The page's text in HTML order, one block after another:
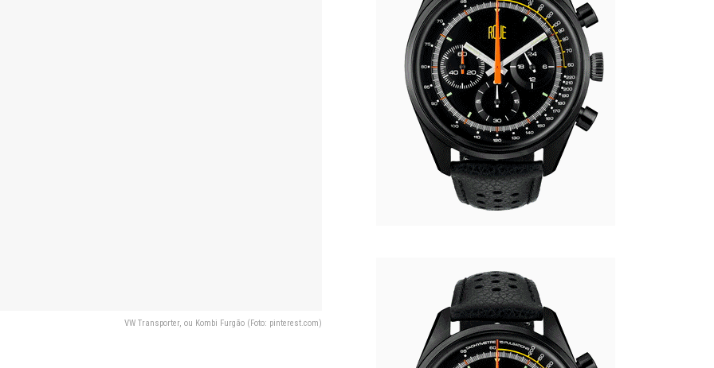
VW Transporter, ou Kombi Furgão (Foto: pinterest.com)